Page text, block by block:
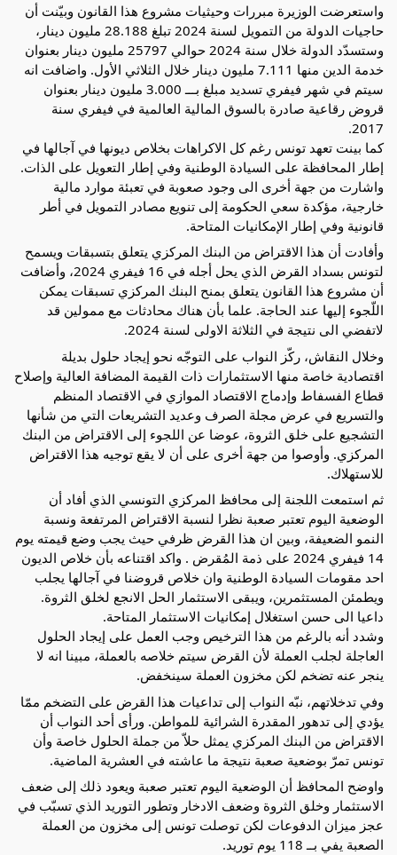
واستعرضت الوزيرة مبررات وحيثيات مشروع هذا القانون وبيّنت أن
حاجيات الدولة من التمويل
لسنة 2024 تبلغ 28.188 مليون دينار،
وستسدّد الدولة خلال سنة 2024 حوالي 25797 مليون دينار بعنوان
خدمة الدين منها 7.111 مليون دينار خلال الثلاثي الأول. واضافت انه
سيتم في شهر فيفري تسديد مبلغ بـــ 3.000 مليون دينار بعنوان
قروض رقاعية صادرة بالسوق المالية العالمية في فيفري سنة
2017.
كما بينت تعهد تونس رغم كل الاكراهات بخلاص ديونها في آجالها في
إطار المحافظة على السيادة الوطنية وفي إطار التعويل على الذات.
واشارت من جهة أخرى الى وجود صعوبة في تعبئة موارد مالية
خارجية، مؤكدة سعي الحكومة إلى تنويع مصادر التمويل في أطر
قانونية وفي إطار الإمكانيات المتاحة.
وأفادت أن هذا الاقتراض من البنك المركزي يتعلق بتسبقات ويسمح
لتونس بسداد القرض الذي يحل أجله في 16 فيفري 2024، وأضافت
أن مشروع هذا القانون يتعلق بمنح البنك المركزي تسبقات يمكن
اللّجوء إليها عند الحاجة. علما بأن هناك محادثات مع ممولين قد
لاتفضي الى نتيجة في الثلاثة الاولى لسنة 2024.
وخلال النقاش، ركّز النواب على التوجّه نحو إيجاد حلول بديلة
اقتصادية خاصة منها الاستثمارات ذات القيمة المضافة العالية وإصلاح
قطاع الفسفاط وإدماج الاقتصاد الموازي في الاقتصاد المنظم
والتسريع في عرض مجلة الصرف وعديد التشريعات التي من شأنها
التشجيع على خلق الثروة، عوضا عن اللجوء إلى الاقتراض من البنك
المركزي. وأوصوا من جهة أخرى على أن لا يقع توجيه هذا الاقتراض
للاستهلاك.
ثم استمعت اللجنة إلى محافظ المركزي التونسي الذي أفاد أن
الوضعية اليوم تعتبر صعبة نظرا لنسبة الاقتراض المرتفعة ونسبة
النمو الضعيفة، وبين ان هذا القرض ظرفي حيث يجب وضع قيمته يوم
14 فيفري 2024 على ذمة المُقرض . واكد اقتناعه بأن خلاص الديون
احد مقومات السيادة الوطنية وان خلاص قروضنا في آجالها يجلب
ويطمئن المستثمرين، ويبقى الاستثمار الحل الانجع لخلق الثروة.
داعيا الى حسن استغلال إمكانيات الاستثمار المتاحة.
وشدد أنه بالرغم من هذا الترخيص وجب العمل على إيجاد الحلول
العاجلة لجلب العملة لأن القرض سيتم خلاصه بالعملة، مبينا انه لا
ينجر عنه تضخم لكن مخزون العملة سينخفض.
وفي تدخلاتهم، نبّه النواب إلى تداعيات هذا القرض على التضخم ممّا
يؤدي إلى تدهور المقدرة الشرائية للمواطن. ورأى أحد النواب أن
الاقتراض من البنك المركزي يمثل حلاّ من جملة الحلول خاصة وأن
تونس تمرّ بوضعية صعبة نتيجة ما عاشته في العشرية الماضية.
واوضح المحافظ أن الوضعية اليوم تعتبر صعبة ويعود ذلك إلى ضعف
الاستثمار وخلق الثروة وضعف الادخار وتطور التوريد الذي تسبّب في
عجز ميزان الدفوعات لكن توصلت تونس إلى مخزون من العملة
الصعبة يفي بــ 118 يوم توريد.